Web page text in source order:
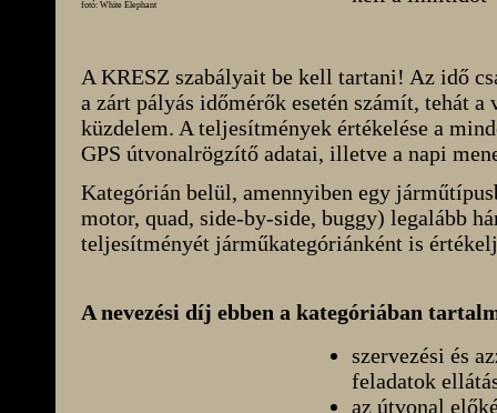
fotó: White Elephant
A KRESZ szabályait be kell tartani! Az idő
a zárt pályás időmérők esetén számít, tehát
küzdelem. A teljesítmények értékelése a
GPS útvonalrögzítő adatai, illetve a napi
Kategórián belül, amennyiben egy
motor, quad, side-by-side, buggy) legalább
teljesítményét járműkategóriánként is
A nevezési díj ebben a kategóriában
szervezési és
feladatok
az útvonal